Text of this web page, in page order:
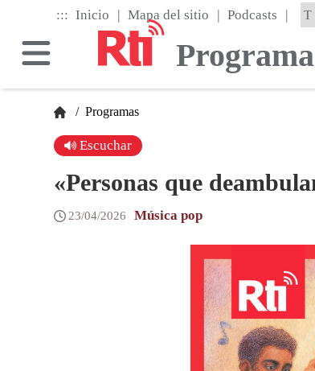
main
content
::: Inicio | Mapa del sitio | Podcasts |
/ Programas
Escuchar
«Personas que
23/04/2026 Música pop